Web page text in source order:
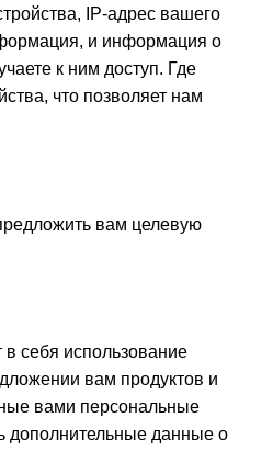
IP-адрес вашего
и информация о
к ним доступ. Где
что позволяет нам
вам целевую
себя использование
вам продуктов и
вами персональные
дополнительные данные о